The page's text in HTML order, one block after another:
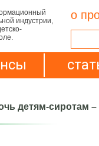
индустрии,
о
детям-сиротам